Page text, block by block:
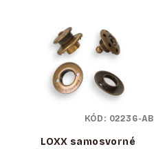
LOXX samosvorné
KÓD: 02236-AB